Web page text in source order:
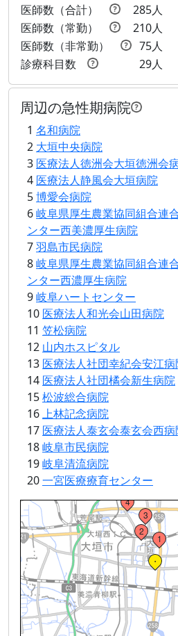
医師数（合計）
285人
医師数（常勤）
210人
医師数（非常勤）
75人
診療科目数
29人
周辺の急性期病院
1 名和病院
2 大垣中央病院
3 医療法人徳洲会大垣徳洲会
4 医療法人静風会大垣病院
5博愛会病院
6岐阜県厚生農業協同組合連
ンター西美濃厚生病院
7羽島市民病院
8岐阜県厚生農業協同組合連
ンター西濃厚生病院
9岐阜ハートセンター
10 医療法人和光会山田病院
11 笠松病院
12 山内ホスピタル
13 医療法人社団幸紀会安江病
14 医療法人社団橘会新生病院
15松波総合病院
16上林記念病院
17 医療法人泰玄会泰玄会西病
18岐阜市民病院
19岐阜清流病院
20一宮医療療育センター
Loading...
・
1
2
3
4
8
14